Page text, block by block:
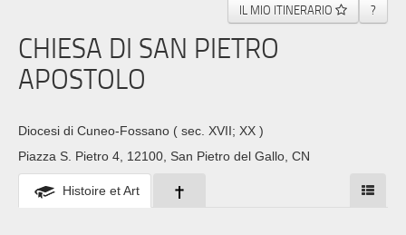
IL MIO ITINERARIO
?
CHIESA DI SAN PIETRO
APOSTOLO
Diocesi di Cuneo-Fossano ( sec. XVII; XX )
Piazza S. Pietro 4, 12100, San Pietro del Gallo, CN
Histoire et Art